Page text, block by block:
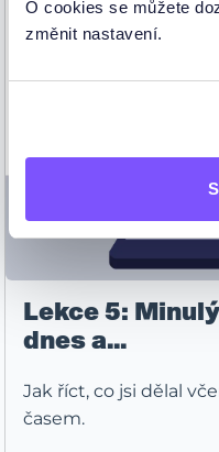
O cookies se můžete
změnit nastavení.
Lekce 5:
dnes a...
Jak říct, co jsi dělal
časem.